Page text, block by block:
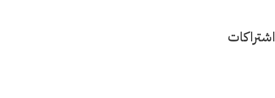
اشتراكات